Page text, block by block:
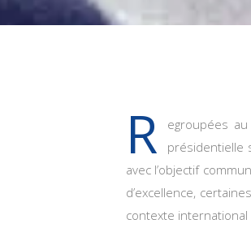
R
egroupées
présidentielle
avec l’objectif
d’excellence,
contexte international